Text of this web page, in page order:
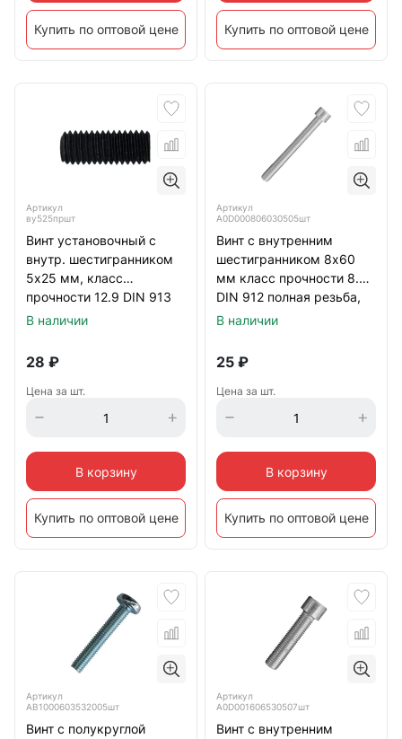
Купить по оптовой цене Купить по оптовой цене
Артикул
ву525пршт
Винт установочный с
внутр. шестигранником
5х25 мм, класс
прочности 12.9 DIN 913
тупой конец, черный
В наличии
28 ₽
Цена за шт.
В корзину
Купить по оптовой цене
Артикул
А0D000806030505шт
Винт с внутренним
шестигранником 8х60
мм класс прочности 8.8
DIN 912 полная резьба,
оцинкованный
В наличии
25 ₽
Цена за шт.
В корзину
Купить по оптовой цене
Артикул
АВ1000603532005шт
Винт с полукруглой
Артикул
А0D001606530507шт
Винт с внутренним